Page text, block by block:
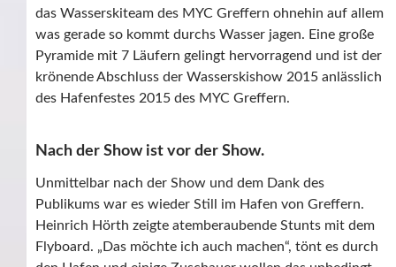
das Wasserskiteam des MYC Greffern ohnehin auf allem
was gerade so kommt durchs Wasser jagen. Eine große
Pyramide mit 7 Läufern gelingt hervorragend und ist der
krönende Abschluss der Wasserskishow 2015 anlässlich
des Hafenfestes 2015 des MYC Greffern.
Nach der Show ist vor der Show.
Unmittelbar nach der Show und dem Dank des
Publikums war es wieder Still im Hafen von Greffern.
Heinrich Hörth zeigte atemberaubende Stunts mit dem
Flyboard. „Das möchte ich auch machen“, tönt es durch